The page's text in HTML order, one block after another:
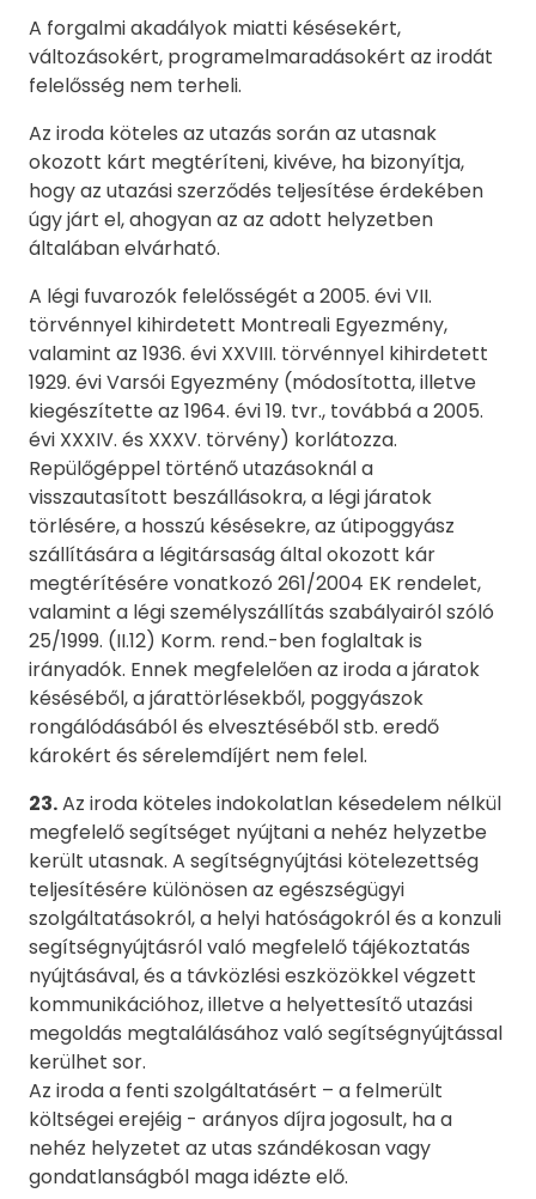
A forgalmi akadályok miatti késésekért,
változásokért, programelmaradásokért az irodát
felelősség nem terheli.
Az iroda köteles az utazás során az utasnak
okozott kárt megtéríteni, kivéve, ha bizonyítja,
hogy az utazási szerződés teljesítése érdekében
úgy járt el, ahogyan az az adott helyzetben
általában elvárható.
A légi fuvarozók felelősségét a 2005. évi VII.
törvénnyel kihirdetett Montreali Egyezmény,
valamint az 1936. évi XXVIII. törvénnyel kihirdetett
1929. évi Varsói Egyezmény (módosította, illetve
kiegészítette az 1964. évi 19. tvr., továbbá a 2005.
évi XXXIV. és XXXV. törvény) korlátozza.
Repülőgéppel történő utazásoknál a
visszautasított beszállásokra, a légi járatok
törlésére, a hosszú késésekre, az útipoggyász
szállítására a légitársaság által okozott kár
megtérítésére vonatkozó 261/2004 EK rendelet,
valamint a légi személyszállítás szabályairól szóló
25/1999. (II.12) Korm. rend.-ben foglaltak is
irányadók. Ennek megfelelően az iroda a járatok
késéséből, a járattörlésekből, poggyászok
rongálódásából és elvesztéséből stb. eredő
károkért és sérelemdíjért nem felel.
23.Az iroda köteles indokolatlan késedelem nélkül
megfelelő segítséget nyújtani a nehéz helyzetbe
került utasnak. A segítségnyújtási kötelezettség
teljesítésére különösen az egészségügyi
szolgáltatásokról, a helyi hatóságokról és a konzuli
segítségnyújtásról való megfelelő tájékoztatás
nyújtásával, és a távközlési eszközökkel végzett
kommunikációhoz, illetve a helyettesítő utazási
megoldás megtalálásához való segítségnyújtással
kerülhet sor.
Az iroda a fenti szolgáltatásért – a felmerült
költségei erejéig - arányos díjra jogosult, ha a
nehéz helyzetet az utas szándékosan vagy
gondatlanságból maga idézte elő.